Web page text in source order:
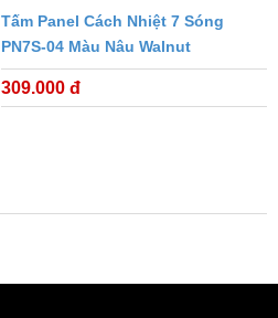
Tấm Panel Cách Nhiệt 7 Sóng
PN7S-04 Màu Nâu Walnut
309.000 đ